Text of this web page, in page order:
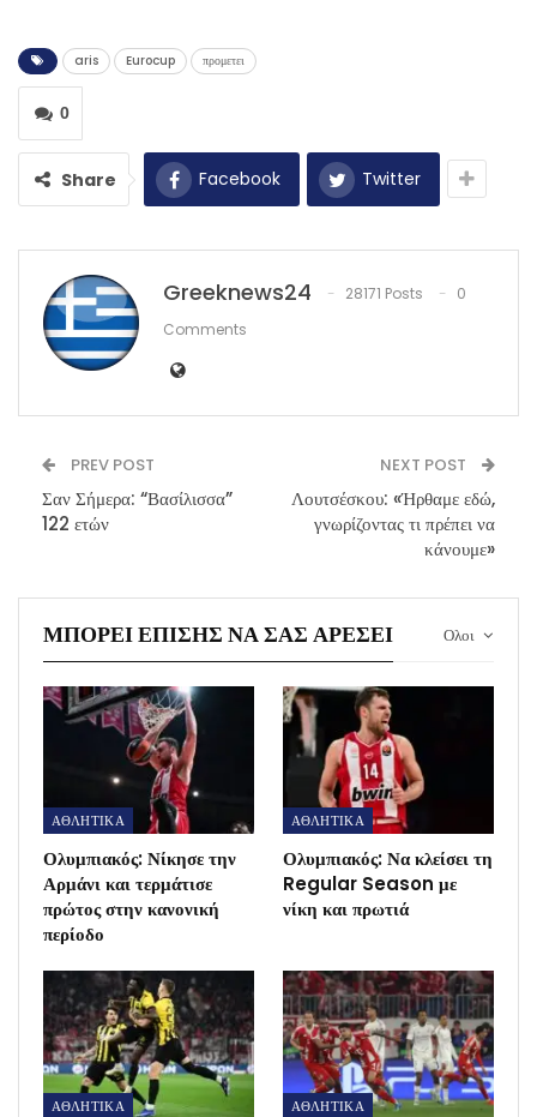
aris Eurocup προμετει
0
Share Facebook Twitter
Greeknews24 28171 Posts
0
Comments
PREV POST
Σαν Σήμερα: “Βασίλισσα”
122 ετών
NEXT POST
Λουτσέσκου: «Ήρθαμε εδώ,
γνωρίζοντας τι πρέπει να
κάνουμε»
Ολοι
ΜΠΟΡΕΊ ΕΠΊΣΗΣ ΝΑ ΣΑΣ ΑΡΈΣΕΙ
ΑΘΛΗΤΙΚΑ
Ολυμπιακός: Νίκησε την
Αρμάνι και τερμάτισε
πρώτος στην κανονική
περίοδο
ΑΘΛΗΤΙΚΑ
Ολυμπιακός: Να κλείσει τη
Regular Season με
νίκη και πρωτιά
ΑΘΛΗΤΙΚΑ ΑΘΛΗΤΙΚΑ